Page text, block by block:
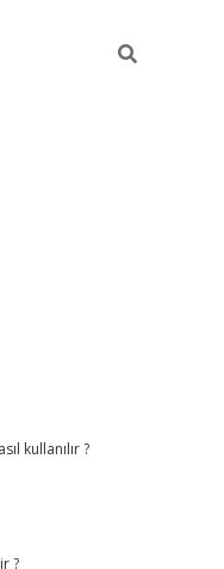
kullanılır ?
?